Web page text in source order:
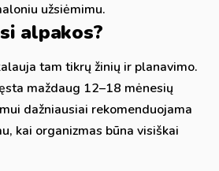
užsiėmimu.
alpakos?
tam tikrų žinių ir planavimo.
maždaug 12–18 mėnesių
dažniausiai rekomenduojama
kai organizmas būna visiškai